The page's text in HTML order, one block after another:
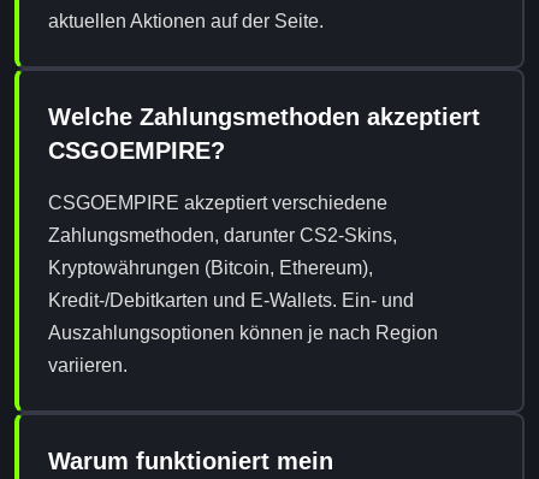
aktuellen Aktionen auf der Seite.
Welche Zahlungsmethoden akzeptiert
CSGOEMPIRE?
CSGOEMPIRE akzeptiert verschiedene
Zahlungsmethoden, darunter CS2-Skins,
Kryptowährungen (Bitcoin, Ethereum),
Kredit-/Debitkarten und E-Wallets. Ein- und
Auszahlungsoptionen können je nach Region
variieren.
Warum funktioniert mein